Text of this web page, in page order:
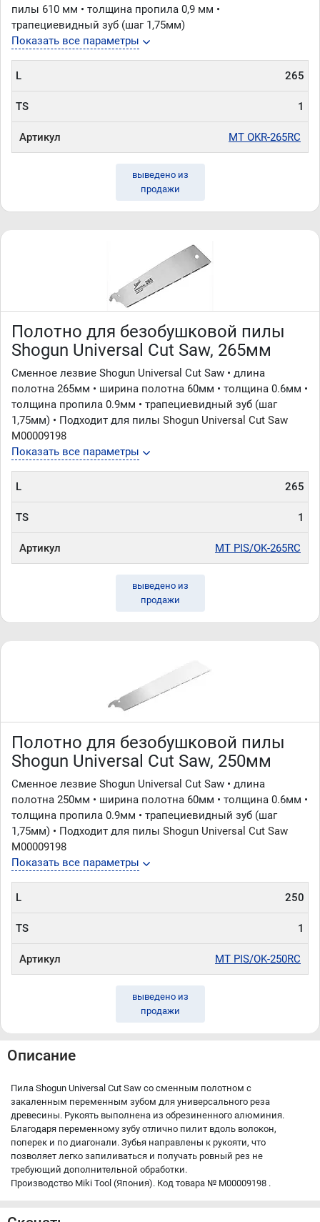
пилы 610 мм • толщина пропила 0,9 мм •
трапециевидный зуб (шаг 1,75мм)
Показать все параметры
L 265
TS 1
Артикул MT OKR-265RC
выведено из
продажи
Полотно для безобушковой пилы
Shogun Universal Cut Saw, 265мм
Сменное лезвие Shogun Universal Cut Saw • длина
полотна 265мм • ширина полотна 60мм • толщина 0.6мм •
толщина пропила 0.9мм • трапециевидный зуб (шаг
1,75мм) • Подходит для пилы Shogun Universal Cut Saw
М00009198
Показать все параметры
L 265
TS 1
Артикул MT PIS/OK-265RC
выведено из
продажи
Полотно для безобушковой пилы
Shogun Universal Cut Saw, 250мм
Сменное лезвие Shogun Universal Cut Saw • длина
полотна 250мм • ширина полотна 60мм • толщина 0.6мм •
толщина пропила 0.9мм • трапециевидный зуб (шаг
1,75мм) • Подходит для пилы Shogun Universal Cut Saw
М00009198
Показать все параметры
L 250
TS 1
Артикул MT PIS/OK-250RC
выведено из
продажи
Описание
Пила Shogun Universal Cut Saw со сменным полотном с
закаленным переменным зубом для универсального реза
древесины. Рукоять выполнена из обрезиненного алюминия.
Благодаря переменному зубу отлично пилит вдоль волокон,
поперек и по диагонали. Зубья направлены к рукояти, что
позволяет легко запиливаться и получать ровный рез не
требующий дополнительной обработки.
Производство Miki Tool (Япония). Код товара № М00009198 .